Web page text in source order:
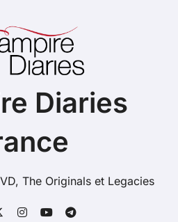
Diaries
The Originals et Legacies